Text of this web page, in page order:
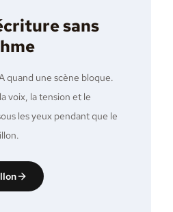
sans
quand une scène bloque.
voix, la tension et le
les yeux pendant que le